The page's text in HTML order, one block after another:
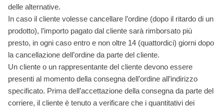
delle alternative.
In caso il cliente volesse cancellare l’ordine (dopo il ritardo di un
prodotto), l’importo pagato dal cliente sarà rimborsato più
presto, in ogni caso entro e non oltre 14 (quattordici) giorni dopo
la cancellazione dell’ordine da parte del cliente.
Un cliente o un rappresentante del cliente devono essere
presenti al momento della consegna dell’ordine all’indirizzo
specificato. Prima dell’accettazione della consegna da parte del
corriere, il cliente è tenuto a verificare che i quantitativi dei